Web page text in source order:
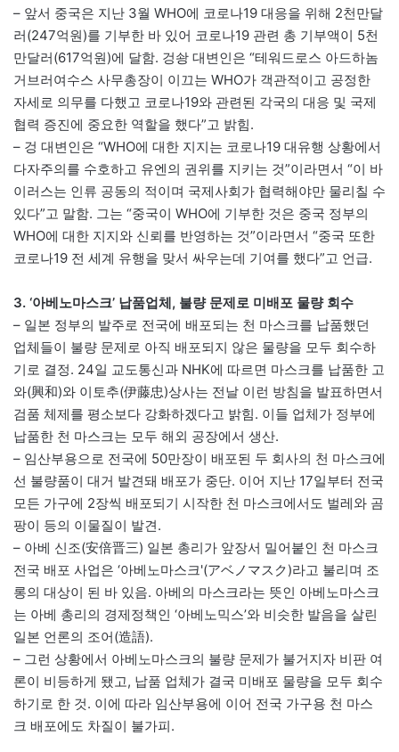
– 앞서 중국은 지난 3월 WHO에 코로나19 대응을 위해 2천만달
러(247억원)를 기부한 바 있어 코로나19 관련 총 기부액이 5천
만달러(617억원)에 달함. 겅솽 대변인은 “테워드로스 아드하놈
거브러여수스 사무총장이 이끄는 WHO가 객관적이고 공정한
자세로 의무를 다했고 코로나19와 관련된 각국의 대응 및 국제
협력 증진에 중요한 역할을 했다”고 밝힘.
– 겅 대변인은 “WHO에 대한 지지는 코로나19 대유행 상황에서
다자주의를 수호하고 유엔의 권위를 지키는 것”이라면서 “이 바
이러스는 인류 공동의 적이며 국제사회가 협력해야만 물리칠 수
있다”고 말함. 그는 “중국이 WHO에 기부한 것은 중국 정부의
WHO에 대한 지지와 신뢰를 반영하는 것”이라면서 “중국 또한
코로나19 전 세계 유행을 맞서 싸우는데 기여를 했다”고 언급.
3. ‘아베노마스크’ 납품업체, 불량 문제로 미배포 물량 회수
– 일본 정부의 발주로 전국에 배포되는 천 마스크를 납품했던
업체들이 불량 문제로 아직 배포되지 않은 물량을 모두 회수하
기로 결정. 24일 교도통신과 NHK에 따르면 마스크를 납품한 고
와(興和)와 이토추(伊藤忠)상사는 전날 이런 방침을 발표하면서
검품 체제를 평소보다 강화하겠다고 밝힘. 이들 업체가 정부에
납품한 천 마스크는 모두 해외 공장에서 생산.
– 임산부용으로 전국에 50만장이 배포된 두 회사의 천 마스크에
선 불량품이 대거 발견돼 배포가 중단. 이어 지난 17일부터 전국
모든 가구에 2장씩 배포되기 시작한 천 마스크에서도 벌레와 곰
팡이 등의 이물질이 발견.
– 아베 신조(安倍晋三) 일본 총리가 앞장서 밀어붙인 천 마스크
전국 배포 사업은 ‘아베노마스크'(アベノマスク)라고 불리며 조
롱의 대상이 된 바 있음. 아베의 마스크라는 뜻인 아베노마스크
는 아베 총리의 경제정책인 ‘아베노믹스’와 비슷한 발음을 살린
일본 언론의 조어(造語).
– 그런 상황에서 아베노마스크의 불량 문제가 불거지자 비판 여
론이 비등하게 됐고, 납품 업체가 결국 미배포 물량을 모두 회수
하기로 한 것. 이에 따라 임산부용에 이어 전국 가구용 천 마스
크 배포에도 차질이 불가피.